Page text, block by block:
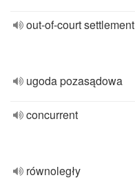
out-of-court settlement
ugoda pozasądowa
concurrent
równoległy